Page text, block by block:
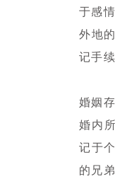
于感
外地
记手续
婚姻
婚内
记于
的兄